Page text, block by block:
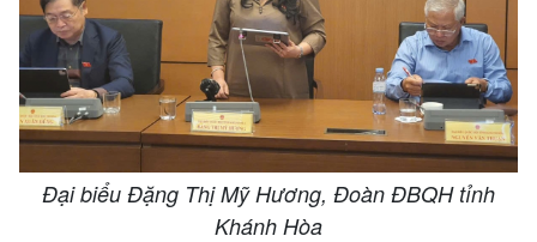
Đại biểu Đặng Thị Mỹ Hương, Đoàn ĐBQH tỉnh
Khánh Hòa